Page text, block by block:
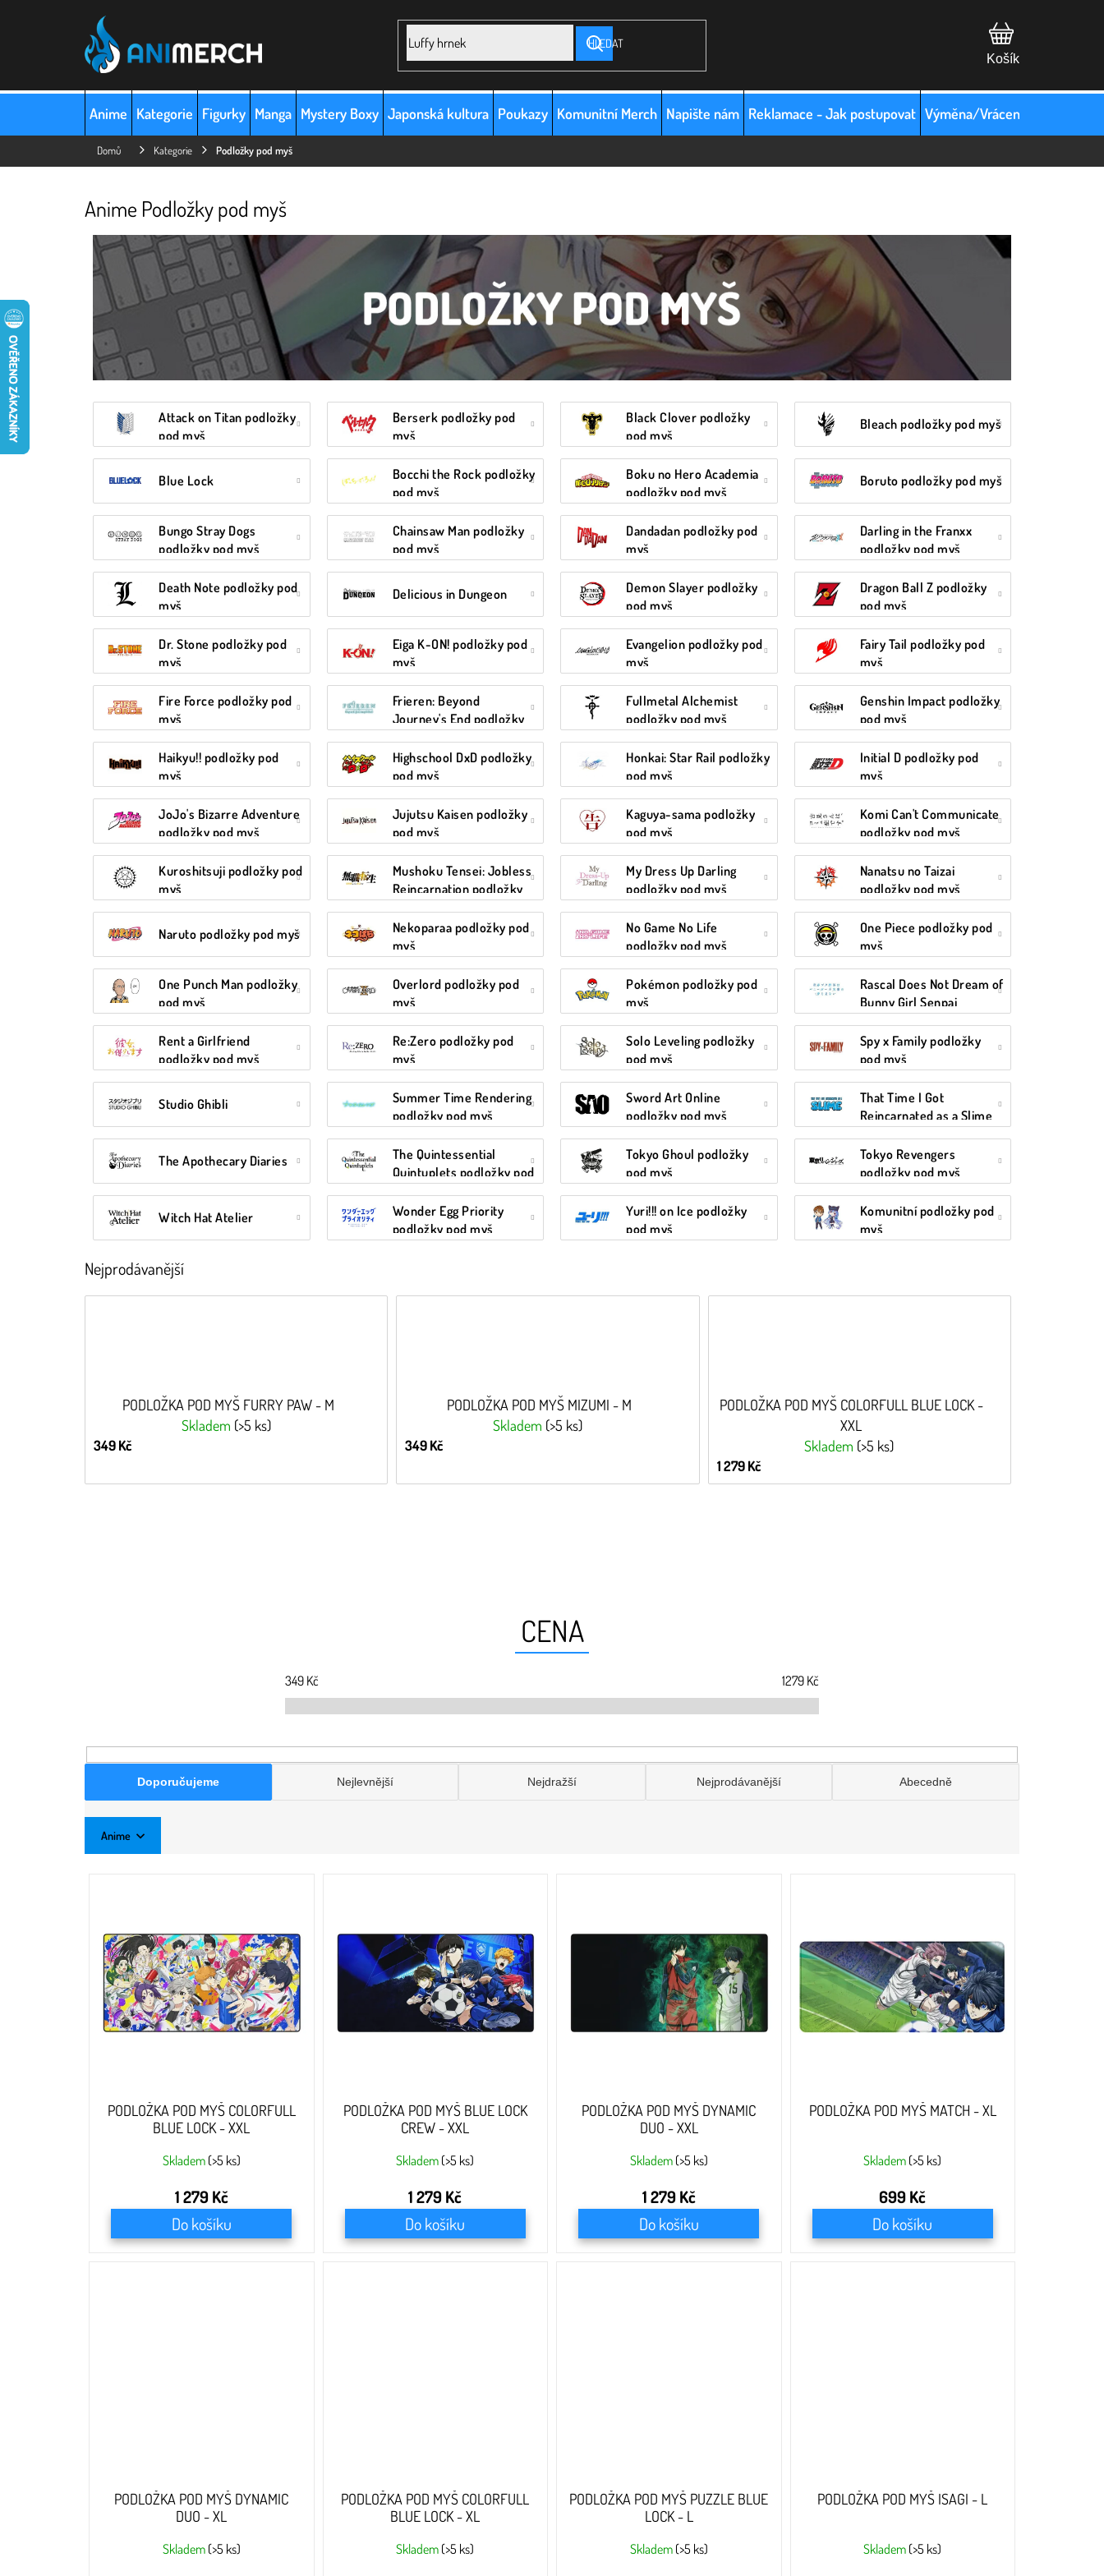
HLEDAT
Anime Kategorie Figurky Manga Mystery Boxy Japonská kultura Poukazy Komunitní Merch Napište nám Reklamace - Jak postupovat Výměna/Vrácení zboží
Domů Kategorie Podložky pod myš
Anime Podložky pod myš
Attack on Titan podložky
pod myš
Berserk podložky pod
myš
Black Clover podložky
pod myš
Bleach podložky pod myš
Blue Lock
Bocchi the Rock podložky
pod myš
Boku no Hero Academia
podložky pod myš
Boruto podložky pod myš
Bungo Stray Dogs
podložky pod myš
Chainsaw Man podložky
pod myš
Dandadan podložky pod
myš
Darling in the Franxx
podložky pod myš
Death Note podložky pod
myš
Delicious in Dungeon
Demon Slayer podložky
pod myš
Dragon Ball Z podložky
pod myš
Dr. Stone podložky pod
myš
Eiga K-ON! podložky pod
myš
Evangelion podložky pod
myš
Fairy Tail podložky pod
myš
Fire Force podložky pod
myš
Frieren: Beyond
Journey's End podložky
Fullmetal Alchemist
podložky pod myš
Genshin Impact podložky
pod myš
Haikyu!! podložky pod
myš
Highschool DxD podložky
pod myš
Honkai: Star Rail podložky
pod myš
Initial D podložky pod
myš
JoJo's Bizarre Adventure
podložky pod myš
Jujutsu Kaisen podložky
pod myš
Kaguya-sama podložky
pod myš
Komi Can't Communicate
podložky pod myš
Kuroshitsuji podložky pod
myš
Mushoku Tensei: Jobless
Reincarnation podložky
My Dress Up Darling
podložky pod myš
Nanatsu no Taizai
podložky pod myš
Naruto podložky pod myš
Nekoparaa podložky pod
myš
No Game No Life
podložky pod myš
One Piece podložky pod
myš
One Punch Man podložky
pod myš
Overlord podložky pod
myš
Pokémon podložky pod
myš
Rascal Does Not Dream of
Bunny Girl Senpai
Rent a Girlfriend
podložky pod myš
Re:Zero podložky pod
myš
Solo Leveling podložky
pod myš
Spy x Family podložky
pod myš
Studio Ghibli
Summer Time Rendering
podložky pod myš
Sword Art Online
podložky pod myš
That Time I Got
Reincarnated as a Slime
The Apothecary Diaries
The Quintessential
Quintuplets podložky pod
Tokyo Ghoul podložky
pod myš
Tokyo Revengers
podložky pod myš
Witch Hat Atelier
Wonder Egg Priority
podložky pod myš
Yuri!!! on Ice podložky
pod myš
Komunitní podložky pod
myš
Nejprodávanější
PODLOŽKA POD MYŠ FURRY PAW - M
Skladem (>5 ks)
349 Kč
PODLOŽKA POD MYŠ MIZUMI - M
Skladem (>5 ks)
349 Kč
PODLOŽKA POD MYŠ COLORFULL BLUE LOCK -
XXL
Skladem (>5 ks)
1 279 Kč
CENA
349 Kč 1279 Kč
Doporučujeme Nejlevnější Nejdražší Nejprodávanější Abecedně
Anime
PODLOŽKA POD MYŠ COLORFULL
BLUE LOCK - XXL
Skladem (>5 ks)
1 279 Kč
Do košíku
PODLOŽKA POD MYŠ BLUE LOCK
CREW - XXL
Skladem (>5 ks)
1 279 Kč
Do košíku
PODLOŽKA POD MYŠ DYNAMIC
DUO - XXL
Skladem (>5 ks)
1 279 Kč
Do košíku
PODLOŽKA POD MYŠ MATCH - XL
Skladem (>5 ks)
699 Kč
Do košíku
PODLOŽKA POD MYŠ DYNAMIC
DUO - XL
Skladem (>5 ks)
PODLOŽKA POD MYŠ COLORFULL
BLUE LOCK - XL
Skladem (>5 ks)
PODLOŽKA POD MYŠ PUZZLE BLUE
LOCK - L
Skladem (>5 ks)
PODLOŽKA POD MYŠ ISAGI - L
Skladem (>5 ks)